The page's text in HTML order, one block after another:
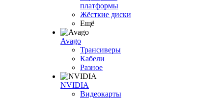
платформы
Жёсткие диски
Ещё
Avago
Трансиверы
Кабели
Разное
NVIDIA
Видеокарты